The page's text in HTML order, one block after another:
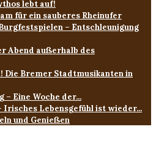
lebt auf!
für ein sauberes Rheinufer
– Entschleunigung
Abend außerhalb des
Die Bremer Stadtmusikanten in
– Eine Woche der...
Irisches Lebensgefühl ist wieder...
und Genießen